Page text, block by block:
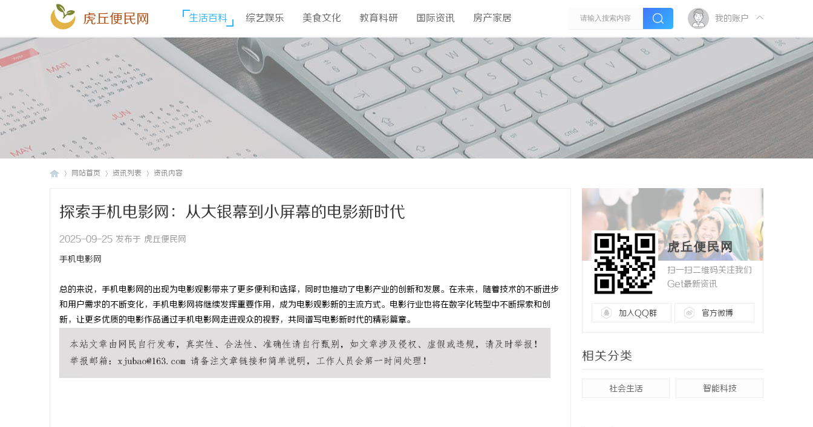
虎丘便民网 生活百科 综艺娱乐 美食文化 教育科研 国际资讯 房产家居 我的账户
网站首页 资讯列表 资讯内容
探索手机电影网：从大银幕到小屏幕的电影新时代
2025-09-25 发布于 虎丘便民网
手机电影网
总的来说，手机电影网的出现为电影观影带来了更多便利和选择，同时也推动了电影产业的创新和发展。在未来，随着技术的不断进步
和用户需求的不断变化，手机电影网将继续发挥重要作用，成为电影观影新的主流方式。电影行业也将在数字化转型中不断探索和创
新，让更多优质的电影作品通过手机电影网走进观众的视野，共同谱写电影新时代的精彩篇章。
虎丘便民网
扫一扫二维码关注我们
Get最新资讯
加入QQ群 官方微博
相关分类
社会生活 智能科技